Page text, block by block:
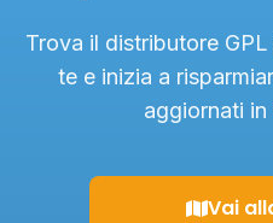
Trova il distributore
te e inizia a
aggiornati in
Vai